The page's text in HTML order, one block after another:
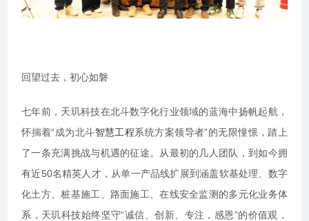
回望过去，初心如磐
七年前，天玑科技在北斗数字化行业领域的蓝海中扬帆起航，
怀揣着“成为北斗智慧工程系统方案领导者”的无限憧憬，踏上
了一条充满挑战与机遇的征途。从最初的几人团队，到如今拥
有近50名精英人才，从单一产品线扩展到涵盖软基处理、数字
化土方、桩基施工、路面施工、在线安全监测的多元化业务体
系，天玑科技始终坚守“诚信、创新、专注，感恩”的价值观，